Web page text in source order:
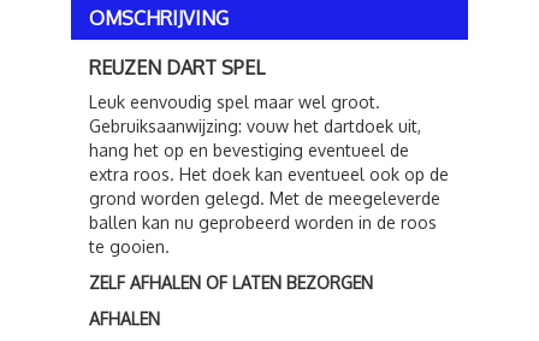
OMSCHRIJVING
REUZEN DART SPEL
Leuk eenvoudig spel maar wel groot.
Gebruiksaanwijzing: vouw het dartdoek uit,
hang het op en bevestiging eventueel de
extra roos. Het doek kan eventueel ook op de
grond worden gelegd. Met de meegeleverde
ballen kan nu geprobeerd worden in de roos
te gooien.
ZELF AFHALEN OF LATEN BEZORGEN
AFHALEN